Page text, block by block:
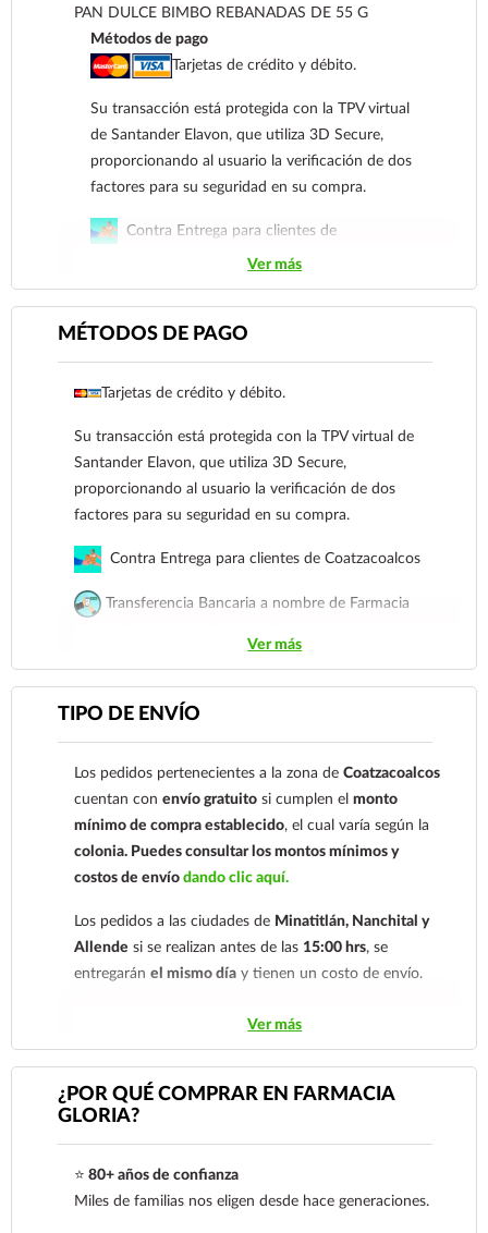
PAN DULCE BIMBO REBANADAS DE 55 G
Métodos de pago
Tarjetas de crédito y débito.
Su transacción está protegida con la TPV virtual
de Santander Elavon, que utiliza 3D Secure,
proporcionando al usuario la verificación de dos
factores para su seguridad en su compra.
Contra Entrega para clientes de
Gloria de Coatzacoalcos S.A. de C.V. Número de
Para esta forma de pago el cliente deberá enviar
Ver más
MÉTODOS DE PAGO
Tarjetas de crédito y débito.
Su transacción está protegida con la TPV virtual de
Santander Elavon, que utiliza 3D Secure,
proporcionando al usuario la verificación de dos
factores para su seguridad en su compra.
Contra Entrega para clientes de Coatzacoalcos
Transferencia Bancaria a nombre de Farmacia
cuenta: Clave: 014854655008143954
Para esta forma de pago el cliente deberá enviar su
comprobante de pago a al siguiente correo
nuestro
921 261 8491
Ver más
TIPO DE ENVÍO
Los pedidos pertenecientes a la zona deCoatzacoalcos
cuentan conenvío gratuito si cumplen elmonto
mínimo de compra establecido, el cual varía según la
colonia. Puedes consultar los montos mínimos y
costos de envíodando clic aquí.
Los pedidos a las ciudades de Minatitlán, Nanchital y
Allende si se realizan antes de las 15:00 hrs, se
entregaránel mismo día y tienen un costo de envío.
Los pedidos de otras localidades se envían mediante
.Sólo hacemos envíos en el territorio
nacional.
económica.En la tarifa nacional al día siguiente, los
pedidos deben realizarseantes de las 14:00 hrs.El
Ver más
¿POR QUÉ COMPRAR EN FARMACIA
GLORIA?
⭐ 80+ años de confianza
Miles de familias nos eligen desde hace generaciones.